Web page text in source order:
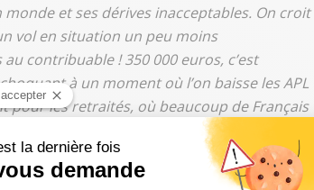
et ses dérives inacceptables. On croit
vol en situation un peu moins
contribuable ! 350 000 euros, c’est
à un moment où l’on baisse les APL
pour les retraités, où beaucoup de Français
et c’est une faute"